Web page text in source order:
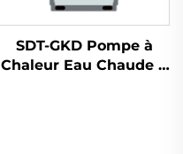
SDT-GKD Pompe à
Chaleur Eau Chaude à